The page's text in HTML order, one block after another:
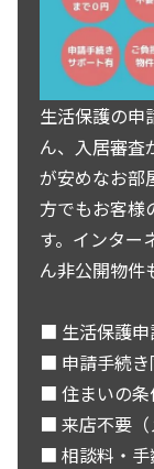
生活保護の申
ん、入居審査
が安めなお部
方でもお客様
す。インター
ん非公開物件
■ 生活保護申
■ 申請手続き
■ 住まいの条
■ 来店不要（
■ 相談料・手